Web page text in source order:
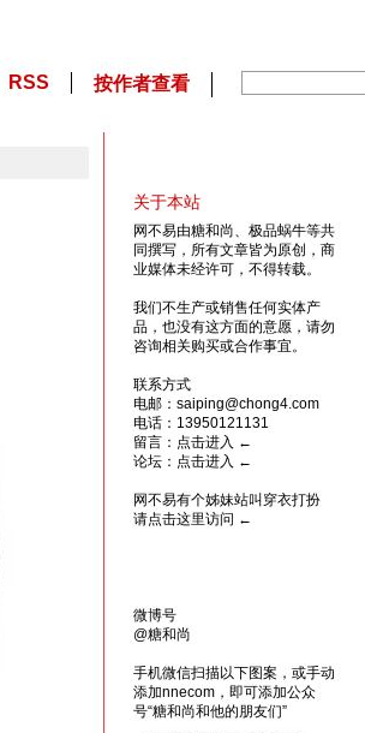
RSS 按作者查看
关于本站
网不易由糖和尚、极品蜗牛等共
同撰写，所有文章皆为原创，商
业媒体未经许可，不得转载。
我们不生产或销售任何实体产
品，也没有这方面的意愿，请勿
咨询相关购买或合作事宜。
联系方式
电邮：saiping@chong4.com
电话：13950121131
留言： 点击进入 ←
论坛： 点击进入 ←
网不易有个姊妹站叫穿衣打扮
请点击这里访问 ←
微博号
@糖和尚
手机微信扫描以下图案，或手动
添加nnecom，即可添加公众
号“糖和尚和他的朋友们”